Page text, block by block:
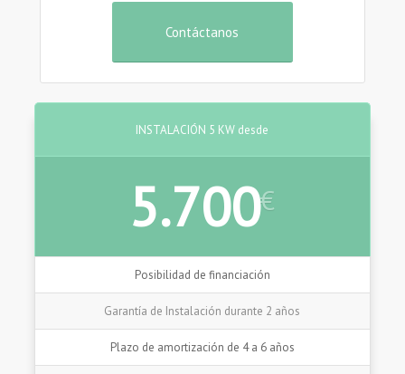
Contáctanos
INSTALACIÓN 5 KW desde
5.700€
Posibilidad de financiación
Garantía de Instalación durante 2 años
Plazo de amortización de 4 a 6 años